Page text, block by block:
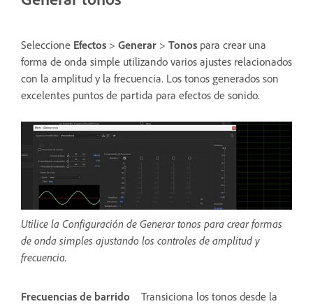
Seleccione Efectos > Generar > Tonos para crear una
forma de onda simple utilizando varios ajustes relacionados
con la amplitud y la frecuencia. Los tonos generados son
excelentes puntos de partida para efectos de sonido.
Utilice la Configuración de Generar tonos para crear formas
de onda simples ajustando los controles de amplitud y
frecuencia.
Frecuencias de barrido
Transiciona los tonos desde la